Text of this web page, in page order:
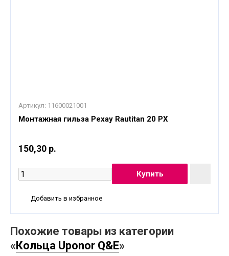
Артикул: 11600021001
Монтажная гильза Рехау Rautitan 20 PX
150,30 р.
Добавить в избранное
Похожие товары из категории
«Кольца Uponor Q&E»